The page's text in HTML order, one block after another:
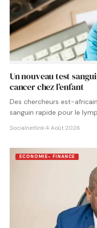
Un nouveau test
cancer chez l’enfant
Des chercheurs est-
sanguin rapide pour le
Socialnetlink·4 Août 2026
ECONOMIE- FINANCE